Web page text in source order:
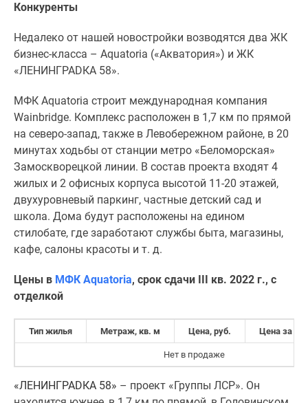
Конкуренты
Недалеко от нашей новостройки возводятся два ЖК
бизнес-класса – Aquatoria («Акватория») и ЖК
«ЛЕНИНГРАDКА 58».
МФК Aquatoria строит международная компания
Wainbridge. Комплекс расположен в 1,7 км по прямой
на северо-запад, также в Левобережном районе, в 20
минутах ходьбы от станции метро «Беломорская»
Замоскворецкой линии. В состав проекта входят 4
жилых и 2 офисных корпуса высотой 11-20 этажей,
двухуровневый паркинг, частные детский сад и
школа. Дома будут расположены на едином
стилобате, где заработают службы быта, магазины,
кафе, салоны красоты и т. д.
Цены в МФКAquatoria, срок сдачи III кв. 2022 г., с
отделкой
Тип жилья Метраж, кв. м Цена, руб. Цена за
Нет в продаже
«ЛЕНИНГРАDКА 58» – проект «Группы ЛСР». Он